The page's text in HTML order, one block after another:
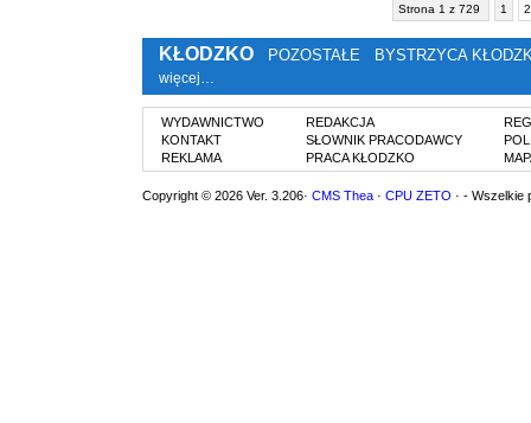
Strona 1 z 729 1 2
KŁODZKO POZOSTAŁE BYSTRZYCA
więcej…
WYDAWNICTWO
KONTAKT
REKLAMA
REDAKCJA
SŁOWNIK PRACODAWCY
PRACA KŁODZKO
Copyright © 2026 Ver. 3.206· CMS Thea · CPU ZETO · - Wszelkie